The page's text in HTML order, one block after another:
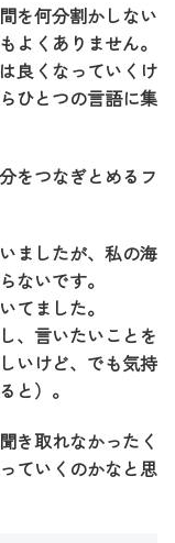
を何分割かしない
よくありません。
良くなっていくけ
ひとつの言語に集
をつなぎとめるフ
ましたが、私の海
ないです。
てました。
、言いたいことを
いけど、でも気持
と）。
き取れなかったく
ていくのかなと思